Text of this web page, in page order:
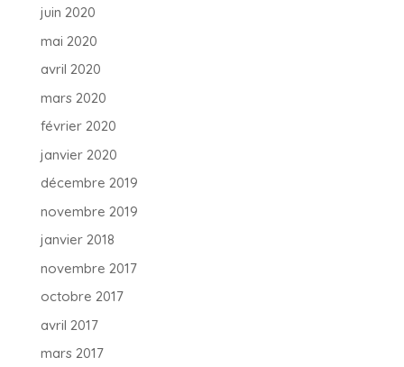
juin 2020
mai 2020
avril 2020
mars 2020
février 2020
janvier 2020
décembre 2019
novembre 2019
janvier 2018
novembre 2017
octobre 2017
avril 2017
mars 2017